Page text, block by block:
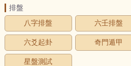
排盤
八字排盤
六壬排盤
六爻起卦 奇門遁甲
星盤測試